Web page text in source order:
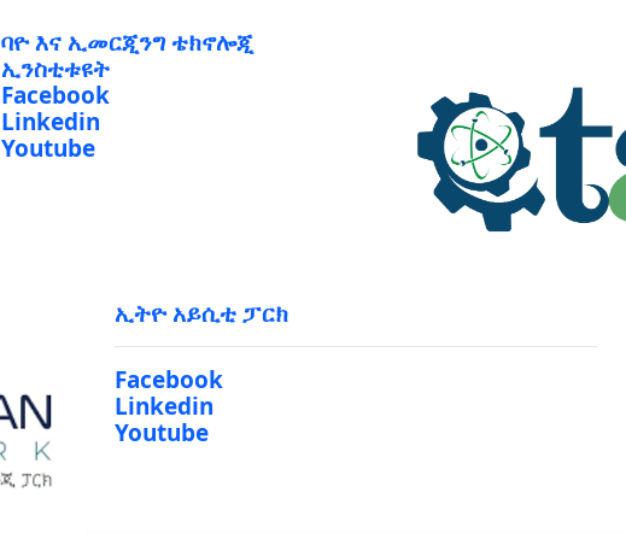
ባዮ እና ኢመርጂንግ ቴክኖሎጂ
ኢንስቲቱዩት
Facebook
Linkedin
Youtube
ኢትዮ አይሲቲ ፓርክ
Facebook
Linkedin
Youtube